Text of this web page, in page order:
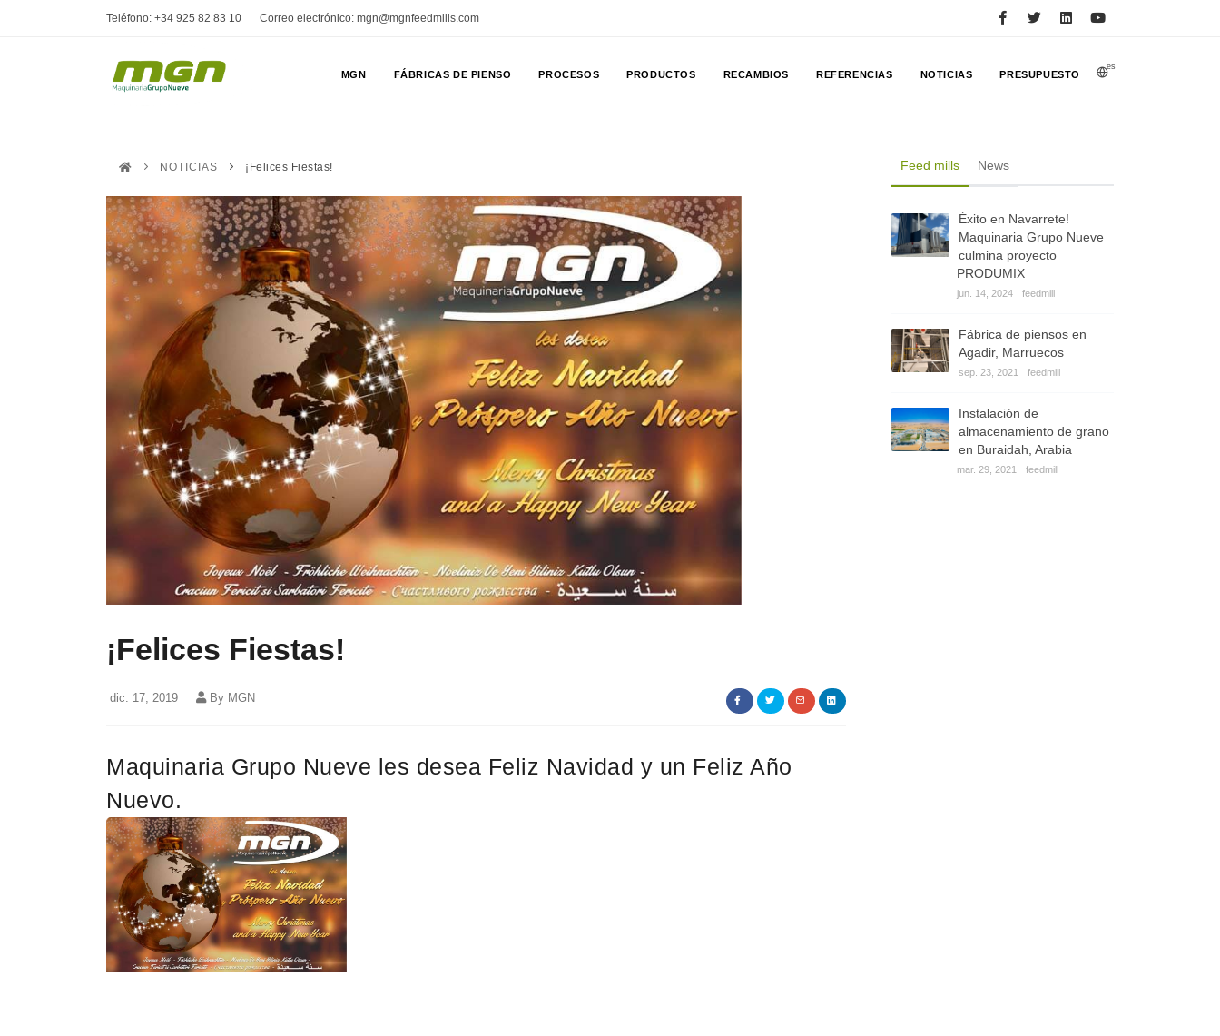
Teléfono: +34 925 82 83 10 Correo electrónico: mgn@mgnfeedmills.com
es
MGN FÁBRICAS DE PIENSO PROCESOS PRODUCTOS RECAMBIOS REFERENCIAS NOTICIAS PRESUPUESTO
NOTICIAS ¡Felices Fiestas!
¡Felices Fiestas!
dic. 17, 2019 By MGN
Maquinaria Grupo Nueve les desea Feliz Navidad y un Feliz Año
Nuevo.
Feed mills News
Éxito en Navarrete!
Maquinaria Grupo Nueve
culmina proyecto
PRODUMIX
jun. 14, 2024 feedmill
Fábrica de piensos en
Agadir, Marruecos
sep. 23, 2021 feedmill
Instalación de
almacenamiento de grano
en Buraidah, Arabia
mar. 29, 2021 feedmill